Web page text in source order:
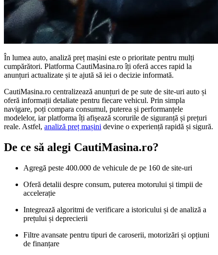
În lumea auto, analiză preț mașini este o prioritate pentru mulți
cumpărători. Platforma CautiMasina.ro îți oferă acces rapid la
anunțuri actualizate și te ajută să iei o decizie informată.
CautiMasina.ro centralizează anunțuri de pe sute de site-uri auto și
oferă informații detaliate pentru fiecare vehicul. Prin simpla
navigare, poți compara consumul, puterea și performanțele
modelelor, iar platforma îți afișează scorurile de siguranță și prețuri
reale. Astfel, analiză preț mașini devine o experiență rapidă și sigură.
De ce să alegi CautiMasina.ro?
Agregă peste 400.000 de vehicule de pe 160 de site-uri
Oferă detalii despre consum, puterea motorului și timpii de
accelerație
Integrează algoritmi de verificare a istoricului și de analiză a
prețului și deprecierii
Filtre avansate pentru tipuri de caroserii, motorizări și opțiuni
de finanțare